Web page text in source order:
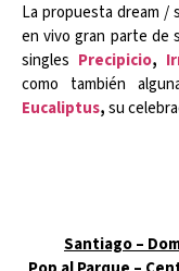
La propuesta dream /
en vivo gran parte de
singles Precipicio,
como también
Eucaliptus,su
Santiago –